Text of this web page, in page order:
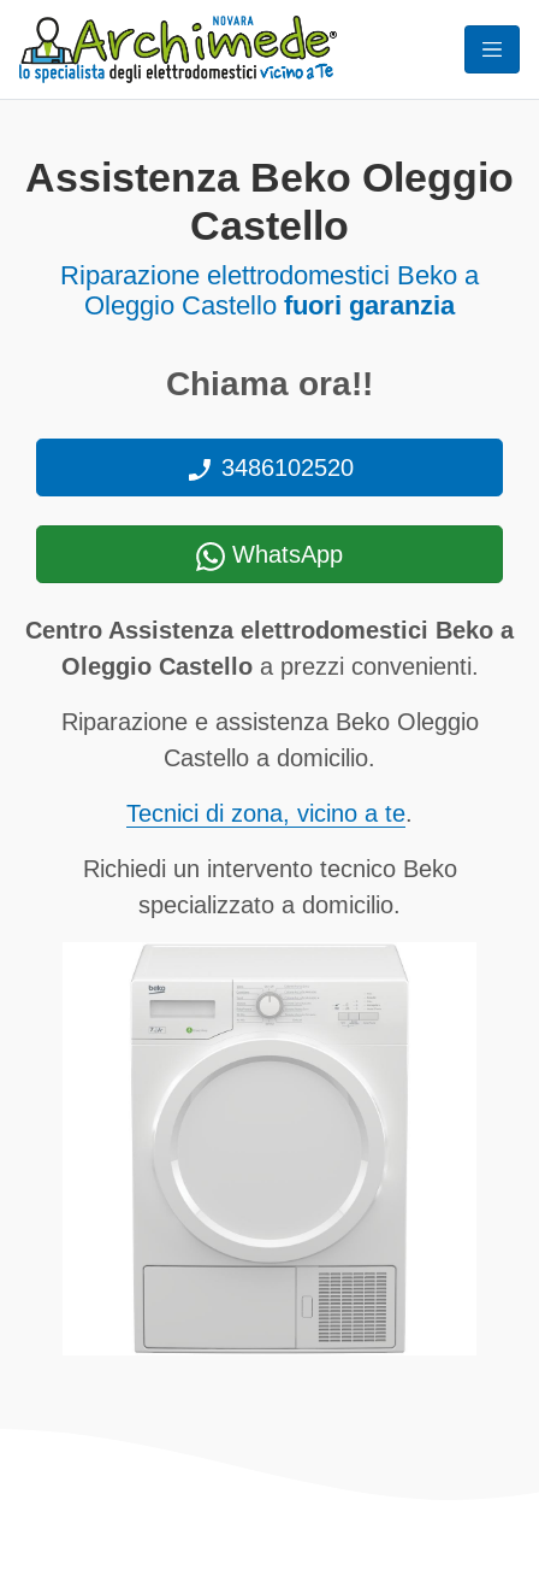
Assistenza Beko Oleggio
Castello
Riparazione elettrodomestici Beko a
Oleggio Castello fuori garanzia
Chiama ora!!
3486102520
WhatsApp
Centro Assistenza elettrodomestici Beko a
Oleggio Castelloa prezzi convenienti.
Riparazione e assistenza Beko Oleggio
Castello a domicilio.
Tecnici di zona, vicino a te.
Richiedi un intervento tecnico Beko
specializzato a domicilio.